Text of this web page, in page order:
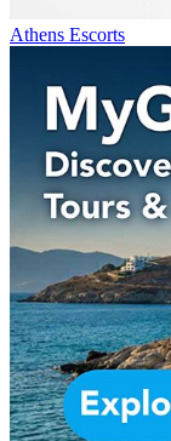
Athens Escorts